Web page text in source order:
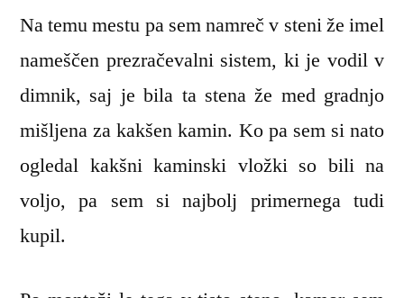
Na temu mestu pa sem namreč v steni že imel
nameščen prezračevalni sistem, ki je vodil v
dimnik, saj je bila ta stena že med gradnjo
mišljena za kakšen kamin. Ko pa sem si nato
ogledal kakšni kaminski vložki so bili na
voljo, pa sem si najbolj primernega tudi
kupil.